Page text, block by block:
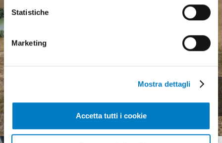
Statistiche
Marketing
Mostra dettagli
Accetta tutti i cookie
Meccanica agricola, uno
scenario complesso